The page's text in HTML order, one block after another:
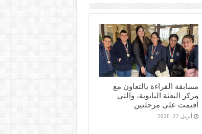
مسابقة القراءة بالتعاون مع
مركز البعثة البابوية، والتي
أُقيمت على مرحلتين
أبريل 22, 2026